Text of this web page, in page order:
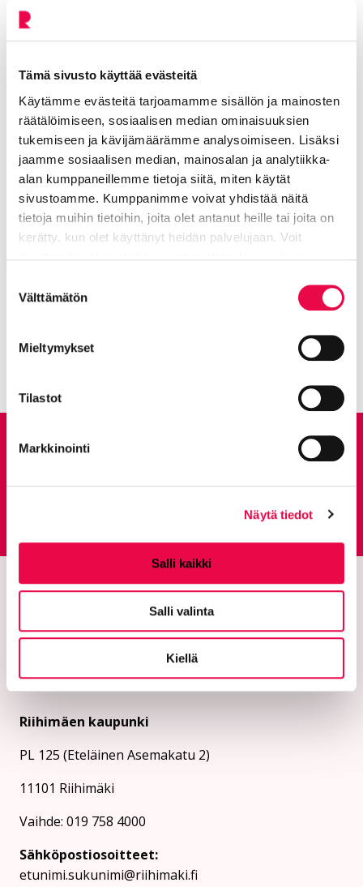
Tämä sivusto käyttää evästeitä
Käytämme evästeitä tarjoamamme sisällön ja mainosten
räätälöimiseen, sosiaalisen median ominaisuuksien
tukemiseen ja kävijämäärämme analysoimiseen. Lisäksi
jaamme sosiaalisen median, mainosalan ja analytiikka-
alan kumppaneillemme tietoja siitä, miten käytät
sivustoamme. Kumppanimme voivat yhdistää näitä
tietoja muihin tietoihin, joita olet antanut heille tai joita on
kerätty, kun olet käyttänyt heidän palvelujaan. Voit
valinta
Välttämätön
Mieltymykset
Tilastot
Markkinointi
Näytä tiedot
Salli kaikki
Salli valinta
Kiellä
– Se, että on vertailukohtia ympäri maata, auttaa
Kun kulkee avoimin silmin ja mielin, löytää aina jotain
uutta ja hienoa.
Anne Korkala
Jaa: Jaa Facebookissa
Jaa LinkedInissä
Jaa X:ssäJaa WhasAppissa
Aihealueet:
Anna palautetta
Palautepalvelu
Siirtyy ulkoiselle
Riihimäen kaupunki
PL 125 (Eteläinen Asemakatu 2)
11101 Riihimäki
Vaihde: 019 758 4000
Sähköpostiosoitteet:
etunimi.sukunimi@riihimaki.fi